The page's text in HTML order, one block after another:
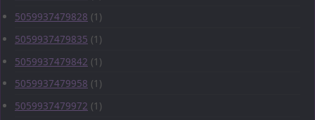
5059937479828 (1)
5059937479835 (1)
5059937479842 (1)
5059937479958 (1)
5059937479972 (1)